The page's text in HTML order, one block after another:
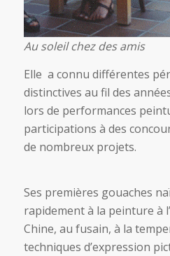
Au soleil chez des amis
Elle a connu différentes
distinctives au fil des
lors de performances
participations à des
de nombreux projets.
Ses premières gouaches
rapidement à la peinture à
Chine, au fusain, à la
techniques d’expression